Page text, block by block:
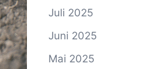
Juli 2025
Juni 2025
Mai 2025